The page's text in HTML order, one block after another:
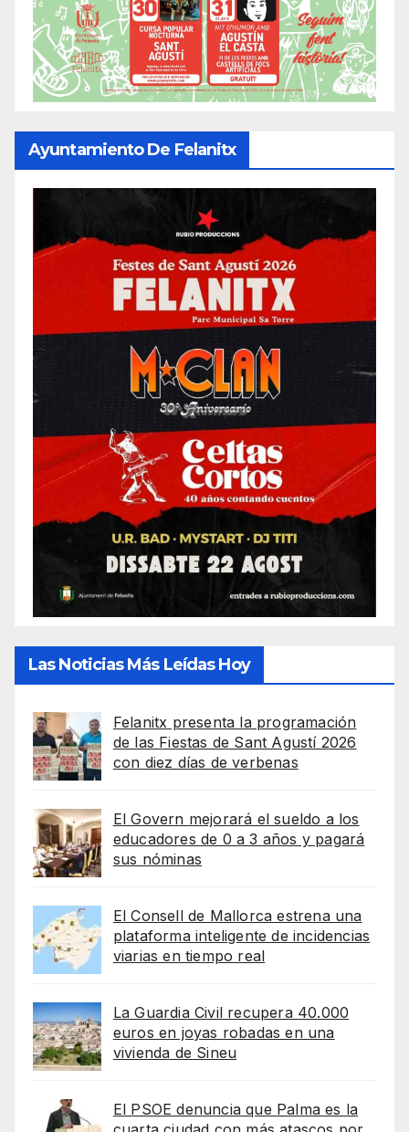
Ayuntamiento De Felanitx
Las Noticias Más Leídas Hoy
Felanitx presenta la programación
de las Fiestas de Sant Agustí 2026
con diez días de verbenas
El Govern mejorará el sueldo a los
educadores de 0 a 3 años y pagará
sus nóminas
El Consell de Mallorca estrena una
plataforma inteligente de incidencias
viarias en tiempo real
La Guardia Civil recupera 40.000
euros en joyas robadas en una
vivienda de Sineu
El PSOE denuncia que Palma es la